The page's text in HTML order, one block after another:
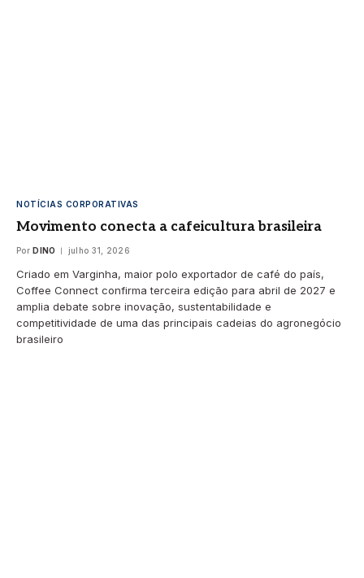
NOTÍCIAS CORPORATIVAS
Movimento conecta a cafeicultura brasileira
Por DINO julho 31, 2026
Criado em Varginha, maior polo exportador de café do país,
Coffee Connect confirma terceira edição para abril de 2027 e
amplia debate sobre inovação, sustentabilidade e
competitividade de uma das principais cadeias do agronegócio
brasileiro